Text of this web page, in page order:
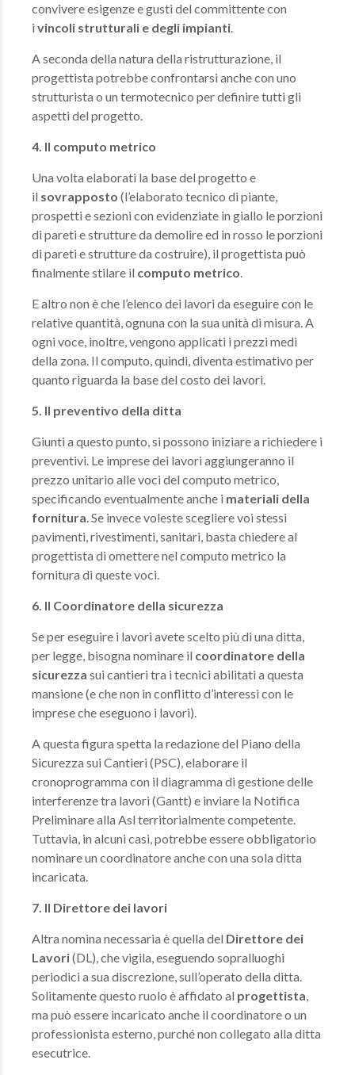
convivere esigenze e gusti del committente con
i vincoli strutturali e degli impianti.
A seconda della natura della ristrutturazione, il
progettista potrebbe confrontarsi anche con uno
strutturista o un termotecnico per definire tutti gli
aspetti del progetto.
4. Il computo metrico
Una volta elaborati la base del progetto e
il sovrapposto (l’elaborato tecnico di piante,
prospetti e sezioni con evidenziate in giallo le porzioni
di pareti e strutture da demolire ed in rosso le porzioni
di pareti e strutture da costruire), il progettista può
finalmente stilare il computo metrico.
E altro non è che l’elenco dei lavori da eseguire con le
relative quantità, ognuna con la sua unità di misura. A
ogni voce, inoltre, vengono applicati i prezzi medi
della zona. Il computo, quindi, diventa estimativo per
quanto riguarda la base del costo dei lavori.
5. Il preventivo della ditta
Giunti a questo punto, si possono iniziare a richiedere i
preventivi. Le imprese dei lavori aggiungeranno il
prezzo unitario alle voci del computo metrico,
specificando eventualmente anche i materiali della
fornitura. Se invece voleste scegliere voi stessi
pavimenti, rivestimenti, sanitari, basta chiedere al
progettista di omettere nel computo metrico la
fornitura di queste voci.
6. Il Coordinatore della sicurezza
Se per eseguire i lavori avete scelto più di una ditta,
per legge, bisogna nominare il coordinatore della
sicurezza sui cantieri tra i tecnici abilitati a questa
mansione (e che non in conflitto d’interessi con le
imprese che eseguono i lavori).
A questa figura spetta la redazione del Piano della
Sicurezza sui Cantieri (PSC), elaborare il
cronoprogramma con il diagramma di gestione delle
interferenze tra lavori (Gantt) e inviare la Notifica
Preliminare alla Asl territorialmente competente.
Tuttavia, in alcuni casi, potrebbe essere obbligatorio
nominare un coordinatore anche con una sola ditta
incaricata.
7. Il Direttore dei lavori
Altra nomina necessaria è quella del Direttore dei
Lavori(DL), che vigila, eseguendo sopralluoghi
periodici a sua discrezione, sull’operato della ditta.
Solitamente questo ruolo è affidato al progettista,
ma può essere incaricato anche il coordinatore o un
professionista esterno, purché non collegato alla ditta
esecutrice.